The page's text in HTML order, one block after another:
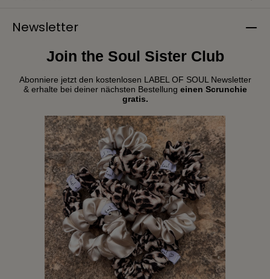
Newsletter
Join the Soul Sister Club
Abonniere jetzt den kostenlosen LABEL OF SOUL Newsletter
& erhalte bei deiner nächsten Bestellung einen Scrunchie
gratis.